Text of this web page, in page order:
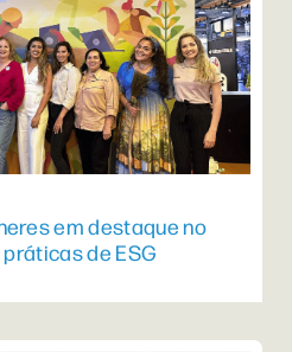
em destaque no
de ESG